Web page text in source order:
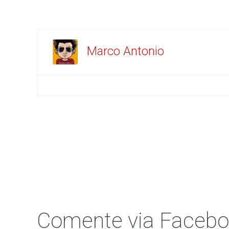
Marco Antonio
Comente via